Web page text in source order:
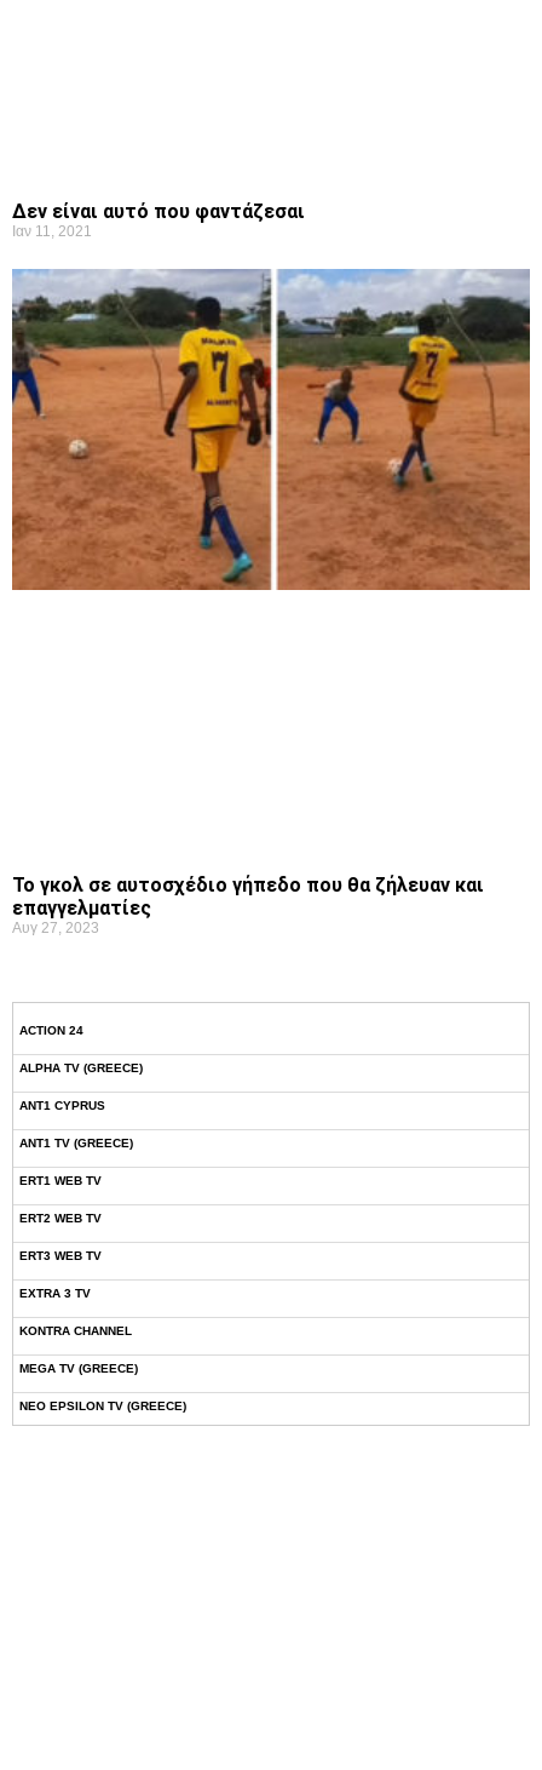
Δεν είναι αυτό που φαντάζεσαι
Ιαν 11, 2021
Το γκολ σε αυτοσχέδιο γήπεδο που θα ζήλευαν και
επαγγελματίες
Αυγ 27, 2023
ACTION 24
ALPHA TV (GREECE)
ANT1 CYPRUS
ANT1 TV (GREECE)
ERT1 WEB TV
ERT2 WEB TV
ERT3 WEB TV
EXTRA 3 TV
KONTRA CHANNEL
MEGA TV (GREECE)
NEO EPSILON TV (GREECE)